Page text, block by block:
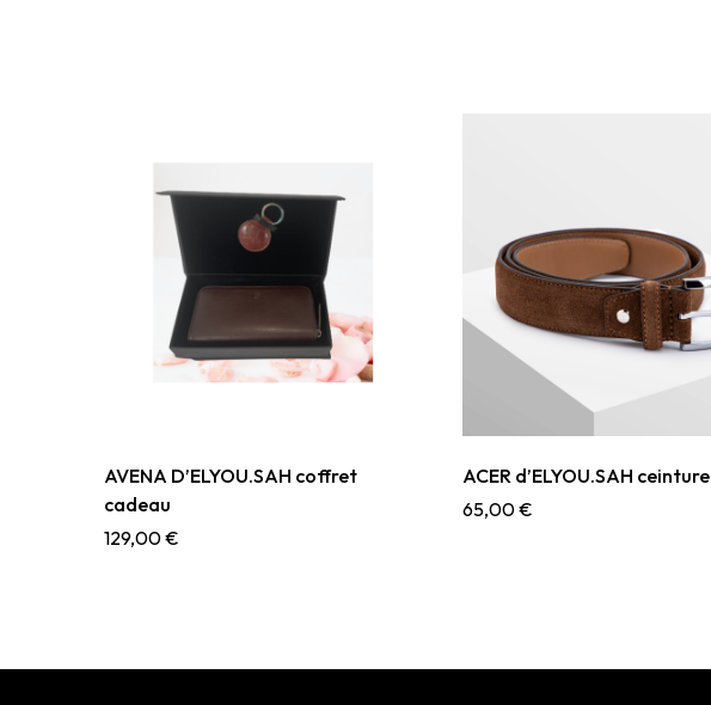
AVENA D’ELYOU.SAH coffret
cadeau
129,00€
ACER d’ELYOU.SAH ceinture
65,00€